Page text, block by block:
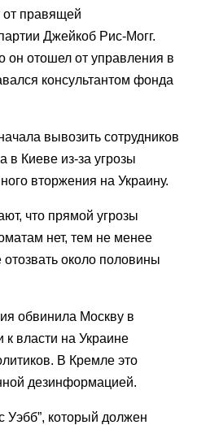
от правящей
Джейкоб Рис-Могг.
он отошел от управления в
консультантом фонда
вывозить сотрудников
в Киеве из-за угрозы
вторжения на Украину.
что прямой угрозы
нет, тем не менее
около половины
обвинила Москву в
к власти на Украине
В Кремле это
дезинформацией.
Уэбб”, который должен